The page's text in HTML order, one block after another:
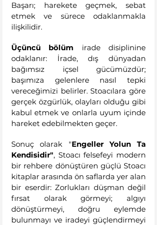
Başarı; harekete geçmek, sebat
etmek ve sürece odaklanmakla
ilişkilidir.
Üçüncü bölüm irade disiplinine
odaklanır: İrade, dış dünyadan
bağımsız içsel gücümüzdür;
başımıza gelenlere nasıl tepki
vereceğimizi belirler. Stoacılara göre
gerçek özgürlük, olayları olduğu gibi
kabul etmek ve onlarla uyum içinde
hareket edebilmekten geçer.
Sonuç olarak "Engeller Yolun Ta
Kendisidir", Stoacı felsefeyi modern
bir rehbere dönüştüren güçlü Stoacı
kitaplar arasında ön saflarda yer alan
bir eserdir: Zorlukları düşman değil
fırsat olarak görmeyi; algıyı
dönüştürmeyi, doğru eylemde
bulunmayı ve iradeyi güçlendirmeyi